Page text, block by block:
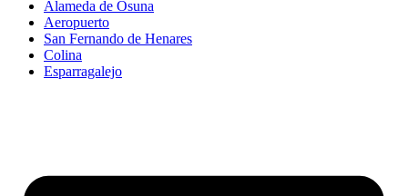
Alameda de Osuna
Aeropuerto
San Fernando de Henares
Colina
Esparragalejo